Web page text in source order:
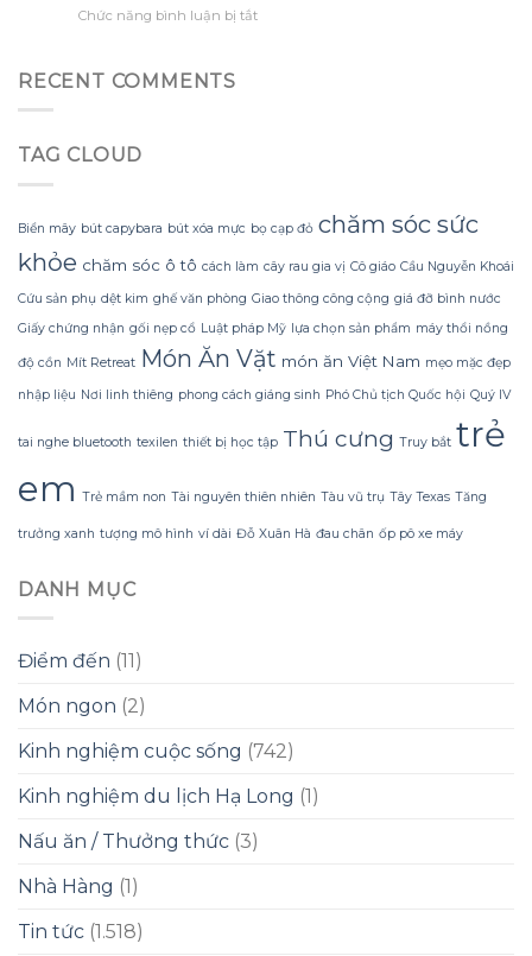
sớm
lồ
dáng?
dụng
lãng
tiền?
Chức năng bình luận bị tắtở
Sử
Sữa
Dừa
Gội
Gừng
Konus
Homespa
RECENT COMMENTS
TAG CLOUD
Biển mây bút capybara bút xóa mực bọ cạp đỏ chăm sóc sức
khỏe chăm sóc ô tô cách làm cây rau gia vị Cô giáo Cầu Nguyễn Khoái
Cứu sản phụ dệt kim ghế văn phòng Giao thông công cộng giá đỡ bình nước
Giấy chứng nhận gối nẹp cổ Luật pháp Mỹ lựa chọn sản phẩm máy thổi nồng
độ cồn Mít Retreat Món Ăn Vặt món ăn Việt Nam mẹo mặc đẹp
nhập liệu Nơi linh thiêng phong cách giáng sinh Phó Chủ tịch Quốc hội Quý IV
tai nghe bluetooth texilen thiết bị học tập Thú cưng Truy bắt trẻ
em Trẻ mầm non Tài nguyên thiên nhiên Tàu vũ trụ Tây Texas Tăng
trưởng xanh tượng mô hình ví dài Đỗ Xuân Hà đau chân ốp pô xe máy
DANH MỤC
Điểm đến (11)
Món ngon (2)
Kinh nghiệm cuộc sống (742)
Kinh nghiệm du lịch Hạ Long (1)
Nấu ăn / Thưởng thức (3)
Nhà Hàng (1)
Tin tức (1.518)